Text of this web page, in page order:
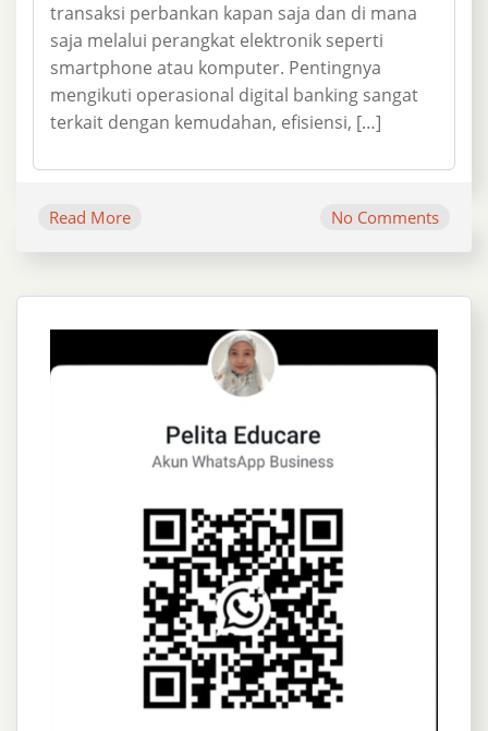
transaksi perbankan kapan saja dan di mana
saja melalui perangkat elektronik seperti
smartphone atau komputer. Pentingnya
mengikuti operasional digital banking sangat
terkait dengan kemudahan, efisiensi, […]
Read More No Comments